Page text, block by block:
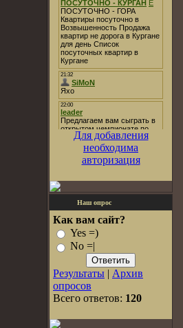
Для добавления
необходима
авторизация
Наш опрос
Как вам сайт?
Yes =)
No =|
Результаты | Архив
опросов
Всего ответов: 120